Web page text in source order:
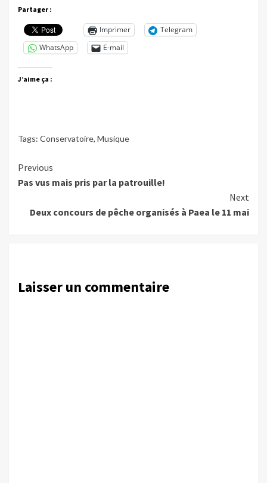
Partager :
Imprimer
Telegram
WhatsApp
E-mail
J’aime ça :
Tags: Conservatoire, Musique
Continue
Reading
Previous
Pas vus mais pris par la patrouille!
Next
Deux concours de pêche organisés à Paea le 11 mai
Laisser un commentaire